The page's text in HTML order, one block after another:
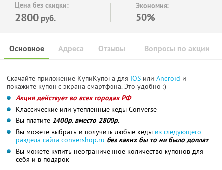
Цена без скидки:
2800 руб.
Экономия:
50%
Основное Отзывы Вопросы по акции
Адреса
Скачайте приложение КупиКупона для IOS или Android и
покажите купон с экрана смартфона. Это удобно :)
Акция действует во всех городах РФ
Классические или утепленные кеды Converse
Вы платите 1400р. вместо 2800р.
Вы можете выбрать и получить любые кеды из следующего
раздела сайта convershop.ru без каких бы то ни было доплат
Вы можете купить неограниченное количество купонов для
себя и в подарок